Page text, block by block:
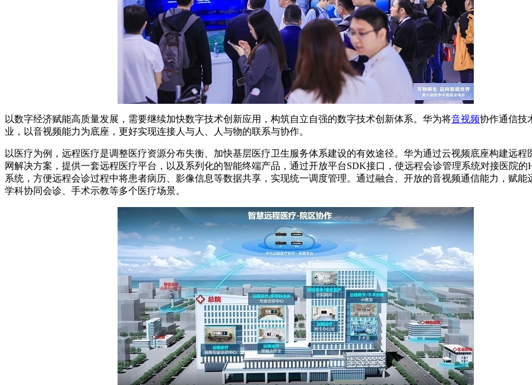
以数字经济赋能高质量发展，需要继续加快数字技术创新应用，构筑自立自强的数字技术创新体系。华为将音视频协作通信技
业，以音视频能力为底座，更好实现连接人与人、人与物的联系与协作。
以医疗为例，远程医疗是调整医疗资源分布失衡、加快基层医疗卫生服务体系建设的有效途径。华为通过云视频底座构建远程
网解决方案，提供一套远程医疗平台，以及系列化的智能终端产品，通过开放平台SDK接口，使远程会诊管理系统对接医院的
系统，方便远程会诊过程中将患者病历、影像信息等数据共享，实现统一调度管理。通过融合、开放的音视频通信能力，赋能
学科协同会诊、手术示教等多个医疗场景。